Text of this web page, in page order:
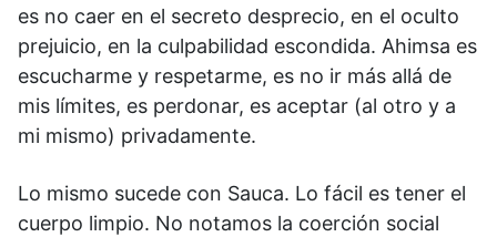
es no caer en el secreto desprecio, en el oculto
prejuicio, en la culpabilidad escondida. Ahimsa es
escucharme y respetarme, es no ir más allá de
mis límites, es perdonar, es aceptar (al otro y a
mi mismo) privadamente.
Lo mismo sucede con Sauca. Lo fácil es tener el
cuerpo limpio. No notamos la coerción social